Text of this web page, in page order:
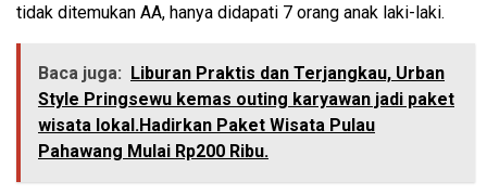
tidak ditemukan AA, hanya didapati 7 orang anak laki-laki.
Baca juga: Liburan Praktis dan Terjangkau, Urban
Style Pringsewu kemas outing karyawan jadi paket
wisata lokal.Hadirkan Paket Wisata Pulau
Pahawang Mulai Rp200 Ribu.